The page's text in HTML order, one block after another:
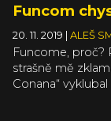
Funcom
20. 11. 2019 ALEŠ
Funcome, proč?
strašně mě
Conana“